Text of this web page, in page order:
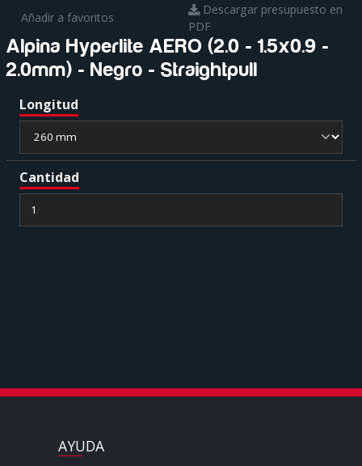
Añadir a favoritos
Descargar presupuesto en
PDF
Alpina Hyperlite AERO (2.0 - 1.5x0.9 -
2.0mm) - Negro - Straightpull
saber
más
cada
haga
click
sobre
Longitud
Cantidad
AYUDA